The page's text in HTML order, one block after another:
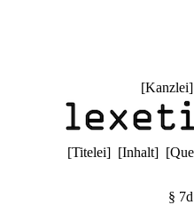
[Kanzlei
[Titelei] [Inhalt] [
§